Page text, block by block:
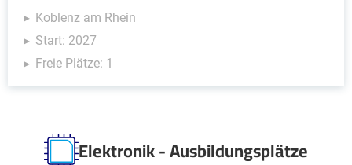
Koblenz am Rhein
Start: 2027
Freie Plätze: 1
Elektronik - Ausbildungsplätze